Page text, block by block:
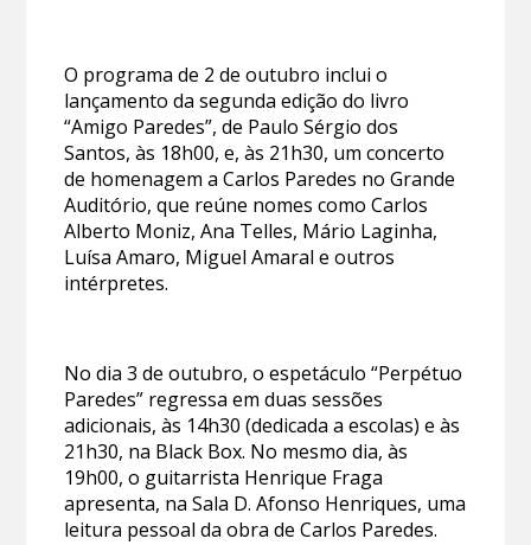
O programa de 2 de outubro inclui o
lançamento da segunda edição do livro
“Amigo Paredes”, de Paulo Sérgio dos
Santos, às 18h00, e, às 21h30, um concerto
de homenagem a Carlos Paredes no Grande
Auditório, que reúne nomes como Carlos
Alberto Moniz, Ana Telles, Mário Laginha,
Luísa Amaro, Miguel Amaral e outros
intérpretes.
No dia 3 de outubro, o espetáculo “Perpétuo
Paredes” regressa em duas sessões
adicionais, às 14h30 (dedicada a escolas) e às
21h30, na Black Box. No mesmo dia, às
19h00, o guitarrista Henrique Fraga
apresenta, na Sala D. Afonso Henriques, uma
leitura pessoal da obra de Carlos Paredes.